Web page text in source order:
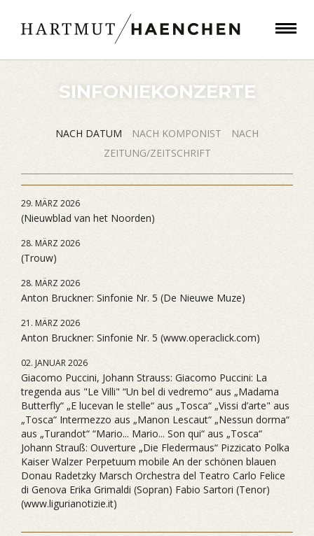
SINFONIEKONZERTE
NACH DATUM NACH KOMPONIST
NACH
ZEITUNG/ZEITSCHRIFT
29. MÄRZ 2026
(Nieuwblad van het Noorden)
28. MÄRZ 2026
(Trouw)
28. MÄRZ 2026
Anton Bruckner: Sinfonie Nr. 5 (De Nieuwe Muze)
21. MÄRZ 2026
Anton Bruckner: Sinfonie Nr. 5 (www.operaclick.com)
02. JANUAR 2026
Giacomo Puccini, Johann Strauss: Giacomo Puccini: La
tregenda aus "Le Villi" “Un bel di vedremo“ aus „Madama
Butterfly“ „E lucevan le stelle“ aus „Tosca“ „Vissi d’arte" aus
„Tosca“ Intermezzo aus „Manon Lescaut“ „Nessun dorma“
aus „Turandot“ “Mario... Mario... Son qui“ aus „Tosca“
Johann Strauß: Ouverture „Die Fledermaus“ Pizzicato Polka
Kaiser Walzer Perpetuum mobile An der schönen blauen
Donau Radetzky Marsch Orchestra del Teatro Carlo Felice
di Genova Erika Grimaldi (Sopran) Fabio Sartori (Tenor)
(www.ligurianotizie.it)